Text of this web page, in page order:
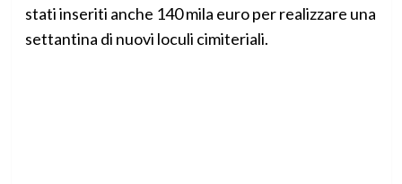
stati inseriti anche 140 mila euro per realizzare una
settantina di nuovi loculi cimiteriali.